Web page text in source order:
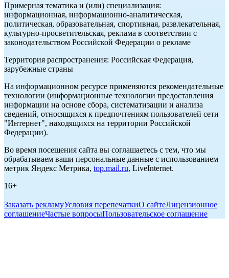
Примерная тематика и (или) специализация:
информационная, информационно-аналитическая,
политическая, образовательная, спортивная, развлекательная,
культурно-просветительская, реклама в соответствии с
законодательством Российской Федерации о рекламе
Территория распространения: Российская Федерация,
зарубежные страны
На информационном ресурсе применяются рекомендательные
технологии (информационные технологии предоставления
информации на основе сбора, систематизации и анализа
сведений, относящихся к предпочтениям пользователей сети
"Интернет", находящихся на территории Российской
Федерации).
Во время посещения сайта вы соглашаетесь с тем, что мы
обрабатываем ваши персональные данные с использованием
метрик Яндекс Метрика, top.mail.ru, LiveInternet.
16+
Заказать рекламуУсловия перепечаткиО сайтеЛицензионное
соглашениеЧастые вопросыПользовательское соглашение